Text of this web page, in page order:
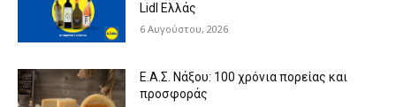
Lidl Ελλάς
6 Αυγούστου, 2026
Ε.Α.Σ. Νάξου: 100 χρόνια πορείας και
προσφοράς